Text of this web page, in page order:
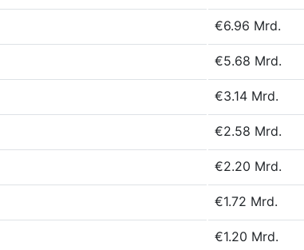
€6.96 Mrd.
€5.68 Mrd.
€3.14 Mrd.
€2.58 Mrd.
€2.20 Mrd.
€1.72 Mrd.
€1.20 Mrd.